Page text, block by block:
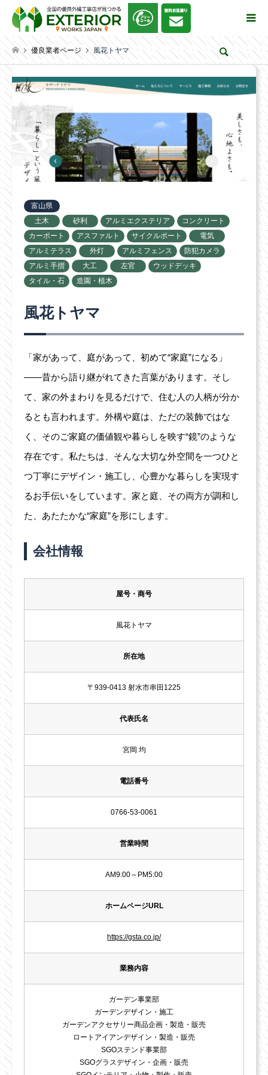
検索
優良業者ページ 風花トヤマ
富山県
土木
砂利 アルミエクステリア
コンクリート
カーポート
アスファルト サイクルポート
電気
アルミテラス
外灯 アルミフェンス
防犯カメラ
アルミ手摺
大工 左官
ウッドデッキ
タイル・石
造園・植木
風花トヤマ
「家があって、庭があって、初めて“家庭”になる」
――昔から語り継がれてきた言葉があります。そし
て、家の外まわりを見るだけで、住む人の人柄が分か
るとも言われます。外構や庭は、ただの装飾ではな
く、そのご家庭の価値観や暮らしを映す“鏡”のような
存在です。私たちは、そんな大切な外空間を一つひと
つ丁寧にデザイン・施工し、心豊かな暮らしを実現す
るお手伝いをしています。家と庭、その両方が調和し
た、あたたかな“家庭”を形にします。
会社情報
屋号・商号
風花トヤマ
所在地
〒939-0413 射水市串田1225
代表氏名
宮岡 均
電話番号
0766-53-0061
営業時間
AM9:00～PM5:00
ホームページURL
https://gsta.co.jp/
業務内容
ガーデン事業部
ガーデンデザイン・施工
ガーデンアクセサリー商品企画・製造・販売
ロートアイアンデザイン・製造・販売
SGOステンド事業部
SGOグラスデザイン・企画・販売